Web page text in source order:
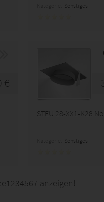
Sonstiges
€
STEU 28-XX1-K28
Sonstiges
anzeigen!